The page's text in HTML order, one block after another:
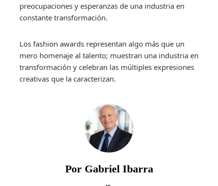
preocupaciones y esperanzas de una industria en
constante transformación.
Los fashion awards representan algo más que un
mero homenaje al talento; muestran una industria en
transformación y celebran las múltiples expresiones
creativas que la caracterizan.
Por Gabriel Ibarra